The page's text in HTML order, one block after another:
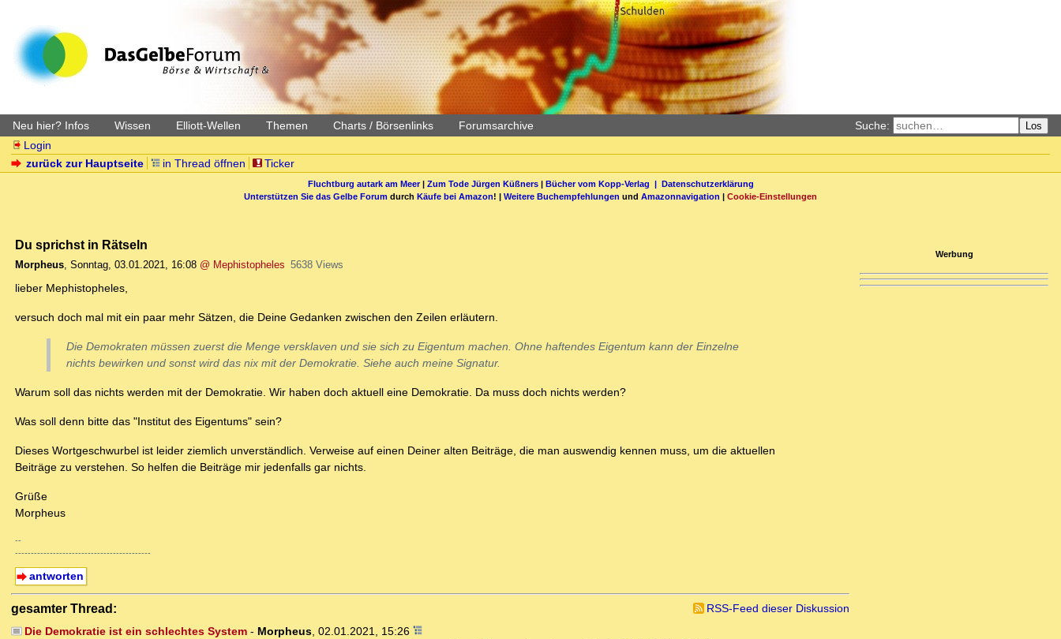
Neu hier? Infos Wissen Elliott-Wellen Themen Charts / Börsenlinks Forumsarchive Suche: Los
Login
zurück zur Hauptseite
in Thread öffnen Ticker
Fluchtburg autark am Meer| Zum Tode Jürgen Küßners| Bücher vom Kopp-Verlag | Datenschutzerklärung
Unterstützen Sie das Gelbe Forum durch Käufe bei Amazon! | Weitere Buchempfehlungen und Amazonnavigation | Cookie-Einstellungen
Du sprichst in Rätseln
Morpheus, Sonntag, 03.01.2021, 16:08 @ Mephistopheles 5638 Views
lieber Mephistopheles,
versuch doch mal mit ein paar mehr Sätzen, die Deine Gedanken zwischen den Zeilen erläutern.
Die Demokraten müssen zuerst die Menge versklaven und sie sich zu Eigentum machen. Ohne haftendes Eigentum kann der Einzelne
nichts bewirken und sonst wird das nix mit der Demokratie. Siehe auch meine Signatur.
Warum soll das nichts werden mit der Demokratie. Wir haben doch aktuell eine Demokratie. Da muss doch nichts werden?
Was soll denn bitte das "Institut des Eigentums" sein?
Dieses Wortgeschwurbel ist leider ziemlich unverständlich. Verweise auf einen Deiner alten Beiträge, die man auswendig kennen muss, um die aktuellen
Beiträge zu verstehen. So helfen die Beiträge mir jedenfalls gar nichts.
Grüße
Morpheus
--
-------------------------------------------
antworten
gesamter Thread:
RSS-Feed dieser Diskussion
Die Demokratie ist ein schlechtes System- Morpheus, 02.01.2021, 15:26
Werbung